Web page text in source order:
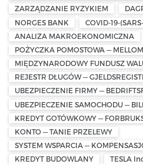
ZARZĄDZANIE RYZYKIEM
NORGES BANK
COVID-19-
ANALIZA MAKROEKONOMICZNA
POŻYCZKA POMOSTOWA —
MIĘDZYNARODOWY FUNDUSZ
REJESTR DŁUGÓW —
UBEZPIECZENIE FIRMY —
UBEZPIECZENIE SAMOCHODU —
KREDYT GOTÓWKOWY —
KONTO — TANIE PRZELEWY
SYSTEM WSPARCIA —
KREDYT BUDOWLANY
TESLA